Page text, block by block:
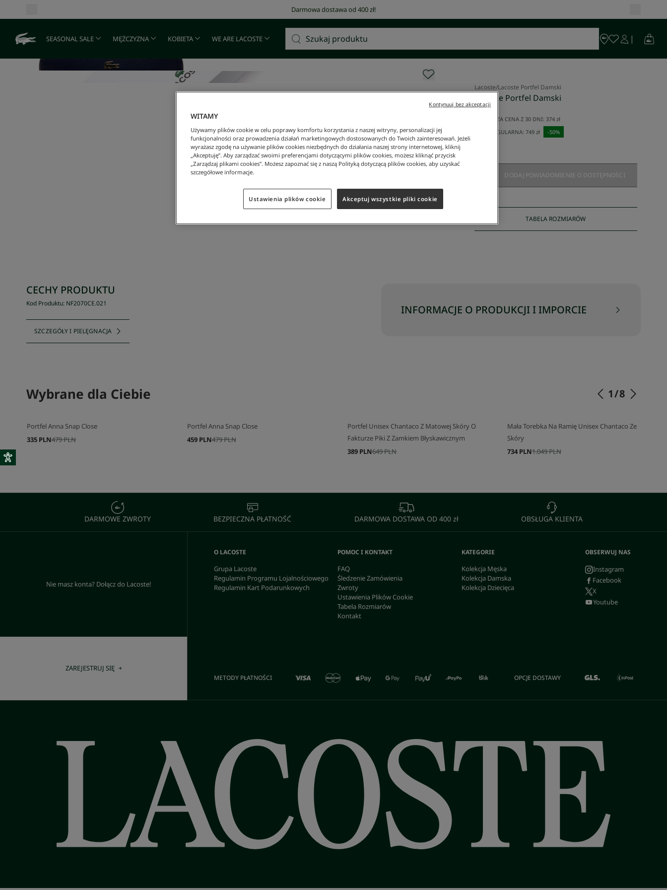
Darmowa dostawa od 400 zł!
SEASONAL SALE MĘŻCZYZNA KOBIETA WE ARE LACOSTE
Lacoste/Lacoste Portfel Damski
Lacoste Portfel Damski
374 zł
NAJNIŻSZA CENA Z 30 DNI: 374 zł
CENA REGULARNA: 749 zł -50%
DODAJ POWIADOMIENIE O DOSTĘPNOŚCI
TABELA ROZMIARÓW
CECHY PRODUKTU
Kod Produktu: NF2070CE.021
SZCZEGÓŁY I PIELĘGNACJA
INFORMACJE O PRODUKCJI I IMPORCIE
Wybrane dla Ciebie 1/8
Portfel Anna Snap Close
479 PLN
335 PLN
Portfel Anna Snap Close
479 PLN
459 PLN
Portfel Unisex Chantaco Z Matowej Skóry O
Fakturze Piki Z Zamkiem Błyskawicznym
649 PLN
389 PLN
Mała Torebka Na Ramię Unisex Chantaco Ze
Skóry
1.049 PLN
734 PLN
DARMOWE ZWROTY BEZPIECZNA PŁATNOŚĆ DARMOWA DOSTAWA OD 400 zł OBSŁUGA KLIENTA
Nie masz konta? Dołącz do Lacoste!
ZAREJESTRUJ SIĘ
O LACOSTE
Grupa Lacoste
Regulamin Programu Lojalnościowego
Regulamin Kart Podarunkowych
POMOC I KONTAKT
FAQ
Śledzenie Zamówienia
Zwroty
Ustawienia Plików Cookie
Tabela Rozmiarów
Kontakt
KATEGORIE
Kolekcja Męska
Kolekcja Damska
Kolekcja Dziecięca
OBSERWUJ NAS
Instagram
Facebook
X
Youtube
METODY PŁATNOŚCI OPCJE DOSTAWY
WITAMY
Używamy plików cookie w celu poprawy komfortu korzystania z naszej witryny, personalizacji jej
funkcjonalności oraz prowadzenia działań marketingowych dostosowanych do Twoich zainteresowań. Jeżeli
wyrażasz zgodę na używanie plików cookies niezbędnych do działania naszej strony internetowej, kliknij
„Akceptuję”. Aby zarządzać swoimi preferencjami dotyczącymi plików cookies, możesz kliknąć przycisk
„Zarządzaj plikami cookies”. Możesz zapoznać się z naszą Polityką dotyczącą plików cookies, aby uzyskać
szczegółowe informacje.
Ustawienia plików cookie Akceptuj wszystkie pliki cookie
Kontynuuj bez akceptacji